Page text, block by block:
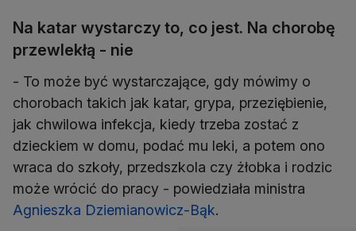
Na katar wystarczy to, co jest. Na chorobę
przewlekłą - nie
- To może być wystarczające, gdy mówimy o
chorobach takich jak katar, grypa, przeziębienie,
jak chwilowa infekcja, kiedy trzeba zostać z
dzieckiem w domu, podać mu leki, a potem ono
wraca do szkoły, przedszkola czy żłobka i rodzic
może wrócić do pracy - powiedziała ministra
Agnieszka Dziemianowicz-Bąk.